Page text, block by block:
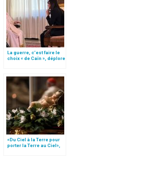
La guerre, c’est faire le
choix « de Caïn », déplore
«Du Ciel à la Terre pour
porter la Terre au Ciel»,